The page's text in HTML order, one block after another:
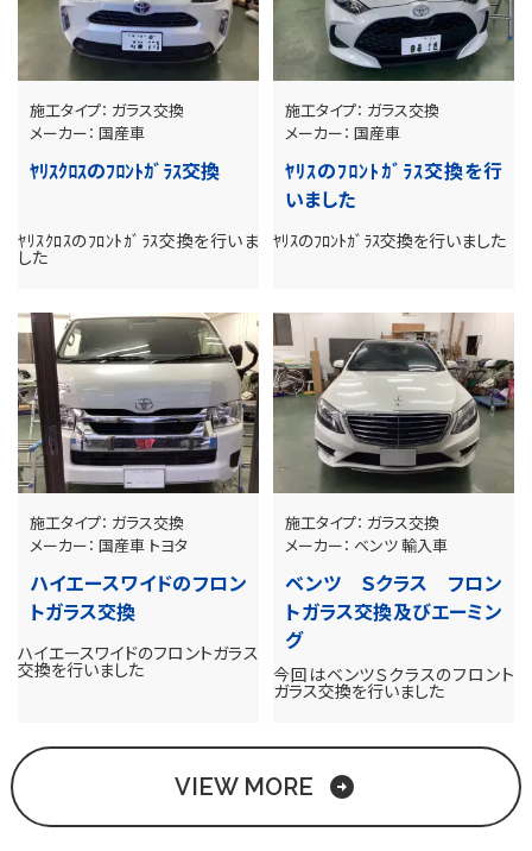
施工タイプ： ガラス交換
メーカー： 国産車
ﾔﾘｽｸﾛｽのﾌﾛﾝﾄｶﾞﾗｽ交換
ﾔﾘｽｸﾛｽのﾌﾛﾝﾄｶﾞﾗｽ交換を行いま
した
施工タイプ： ガラス交換
メーカー： 国産車
ﾔﾘｽのﾌﾛﾝﾄｶﾞﾗｽ交換を行
いました
ﾔﾘｽのﾌﾛﾝﾄｶﾞﾗｽ交換を行いました
施工タイプ： ガラス交換
メーカー： 国産車 トヨタ
ハイエースワイドのフロン
トガラス交換
ハイエースワイドのフロントガラス
交換を行いました
施工タイプ： ガラス交換
メーカー： ベンツ輸入車
ベンツ Ｓクラス フロン
トガラス交換及びエーミン
グ
今回はベンツＳクラスのフロント
ガラス交換を行いました
VIEW MORE arrow_circle_right